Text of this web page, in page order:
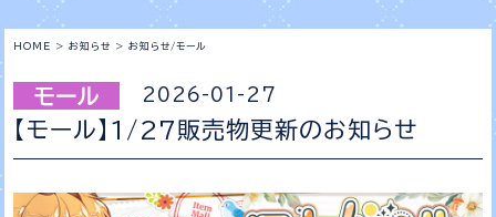
HOME > お知らせ > お知らせ/モール
2026-01-27
【モール】1/27販売物更新のお知らせ